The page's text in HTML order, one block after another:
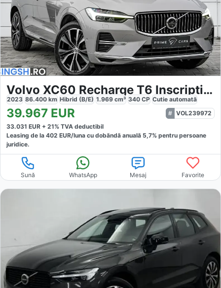
Volvo XC60 Recharge T6 Inscription
2023 86.400 km Hibrid (B/E) 1.969 cm³ 340 CP Cutie automată
39.967 EUR
VOL239972
33.031 EUR + 21% TVA deductibil
Leasing de la 402 EUR/luna cu dobăndă anuală 5,7% pentru persoane
juridice.
Sună WhatsApp Mesaj Favorite